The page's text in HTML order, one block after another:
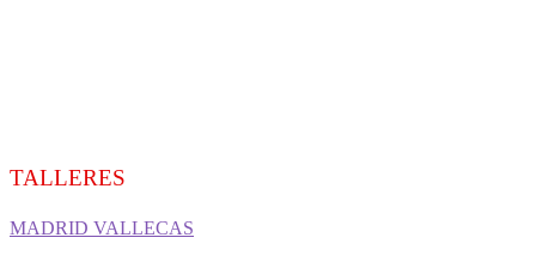
TALLERES
MADRID VALLECAS